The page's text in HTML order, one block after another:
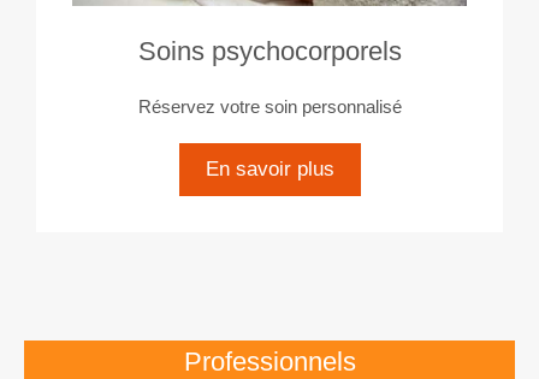
Soins psychocorporels
Réservez votre soin personnalisé
En savoir plus
Professionnels